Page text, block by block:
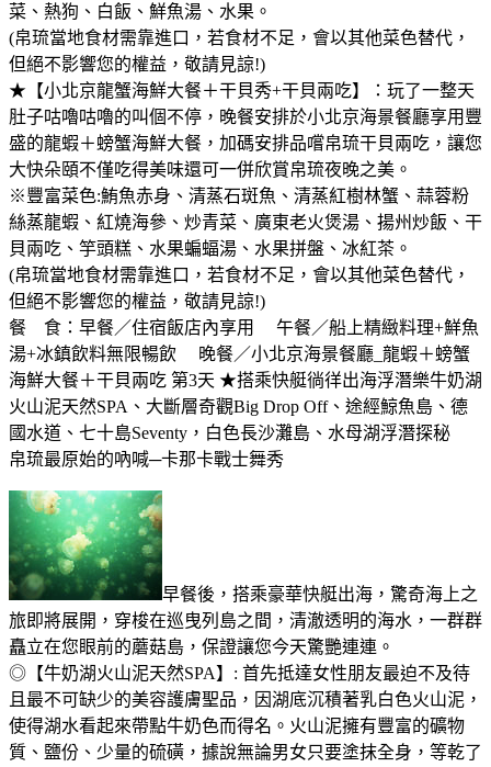
菜、熱狗、白飯、鮮魚湯、水果。
(帛琉當地食材需靠進口，若食材不足，會以其他菜色替代，
但絕不影響您的權益，敬請見諒!)
★【小北京龍蟹海鮮大餐＋干貝秀+干貝兩吃】：玩了一整天
肚子咕嚕咕嚕的叫個不停，晚餐安排於小北京海景餐廳享用豐
盛的龍蝦＋螃蟹海鮮大餐，加碼安排品嚐帛琉干貝兩吃，讓您
大快朵頤不僅吃得美味還可一併欣賞帛琉夜晚之美。
※豐富菜色:鮪魚赤身、清蒸石斑魚、清蒸紅樹林蟹、蒜蓉粉
絲蒸龍蝦、紅燒海參、炒青菜、廣東老火煲湯、揚州炒飯、干
貝兩吃、竽頭糕、水果蝙蝠湯、水果拼盤、冰紅茶。
(帛琉當地食材需靠進口，若食材不足，會以其他菜色替代，
但絕不影響您的權益，敬請見諒!)
餐 食：早餐／住宿飯店內享用 午餐／船上精緻料理+鮮魚
湯+冰鎮飲料無限暢飲 晚餐／小北京海景餐廳_龍蝦＋螃蟹
海鮮大餐＋干貝兩吃 第3天 ★搭乘快艇徜徉出海浮潛樂牛奶湖
火山泥天然SPA、大斷層奇觀Big Drop Off、途經鯨魚島、德
國水道、七十島Seventy，白色長沙灘島、水母湖浮潛探秘
帛琉最原始的吶喊─卡那卡戰士舞秀
早餐後，搭乘豪華快艇出海，驚奇海上之
旅即將展開，穿梭在巡曳列島之間，清澈透明的海水，一群群
矗立在您眼前的蘑菇島，保證讓您今天驚艷連連。
◎【牛奶湖火山泥天然SPA】: 首先抵達女性朋友最迫不及待
且最不可缺少的美容護膚聖品，因湖底沉積著乳白色火山泥，
使得湖水看起來帶點牛奶色而得名。火山泥擁有豐富的礦物
質、鹽份、少量的硫磺，據說無論男女只要塗抹全身，等乾了